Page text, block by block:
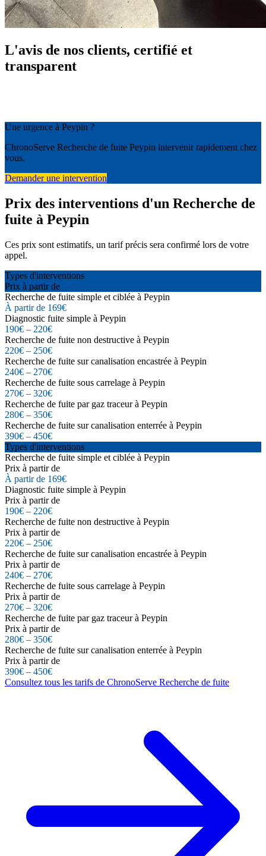
L'avis de nos clients, certifié et
transparent
Une urgence à Peypin ?
ChronoServe Recherche de fuite Peypin intervenir rapidement chez
vous.
Demander une intervention
Prix des interventions d'un Recherche de
fuite à Peypin
Ces prix sont estimatifs, un tarif précis sera confirmé lors de votre
appel.
Types d'interventions
Prix à partir de
Recherche de fuite simple et ciblée à Peypin
À partir de 169€
Diagnostic fuite simple à Peypin
190€ – 220€
Recherche de fuite non destructive à Peypin
220€ – 250€
Recherche de fuite sur canalisation encastrée à Peypin
240€ – 270€
Recherche de fuite sous carrelage à Peypin
270€ – 320€
Recherche de fuite par gaz traceur à Peypin
280€ – 350€
Recherche de fuite sur canalisation enterrée à Peypin
390€ – 450€
Types d'interventions
Recherche de fuite simple et ciblée à Peypin
Prix à partir de
À partir de 169€
Diagnostic fuite simple à Peypin
Prix à partir de
190€ – 220€
Recherche de fuite non destructive à Peypin
Prix à partir de
220€ – 250€
Recherche de fuite sur canalisation encastrée à Peypin
Prix à partir de
240€ – 270€
Recherche de fuite sous carrelage à Peypin
Prix à partir de
270€ – 320€
Recherche de fuite par gaz traceur à Peypin
Prix à partir de
280€ – 350€
Recherche de fuite sur canalisation enterrée à Peypin
Prix à partir de
390€ – 450€
Consultez tous les tarifs de ChronoServe Recherche de fuite